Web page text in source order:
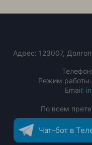
Адрес: 123007,
Телефон:
Режим работы:
Email:
По всем
Чат-бот в